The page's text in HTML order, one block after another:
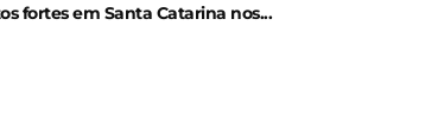
fortes em Santa Catarina nos...